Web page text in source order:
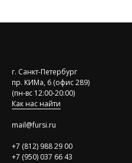
г. Санкт-Петербург
пр. КИМа, 6 (офис 289)
(пн-вс 12:00-20:00)
Как нас найти
mail@fursi.ru
+7 (812) 988 29 00
+7 (950) 037 66 43